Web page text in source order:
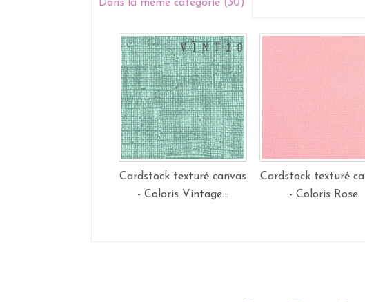
Dans la même catégorie (30)
Cardstock texturé canvas
- Coloris Vintage...
Cardstock texturé
- Coloris Rose